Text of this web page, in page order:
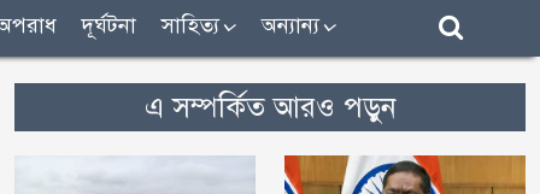
দূর্ঘটনা সাহিত্য অন্যান্য
এ সম্পর্কিত আরও পড়ুন